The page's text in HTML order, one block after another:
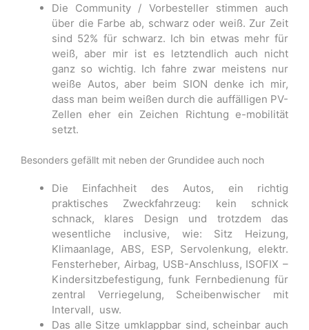
Die Community / Vorbesteller stimmen auch
über die Farbe ab, schwarz oder weiß. Zur Zeit
sind 52% für schwarz. Ich bin etwas mehr für
weiß, aber mir ist es letztendlich auch nicht
ganz so wichtig. Ich fahre zwar meistens nur
weiße Autos, aber beim SION denke ich mir,
dass man beim weißen durch die auffälligen PV-
Zellen eher ein Zeichen Richtung e-mobilität
setzt.
Besonders gefällt mit neben der Grundidee auch noch
Die Einfachheit des Autos, ein richtig
praktisches Zweckfahrzeug: kein schnick
schnack, klares Design und trotzdem das
wesentliche inclusive, wie: Sitz Heizung,
Klimaanlage, ABS, ESP, Servolenkung, elektr.
Fensterheber, Airbag, USB-Anschluss, ISOFIX –
Kindersitzbefestigung, funk Fernbedienung für
zentral Verriegelung, Scheibenwischer mit
Intervall, usw.
Das alle Sitze umklappbar sind, scheinbar auch